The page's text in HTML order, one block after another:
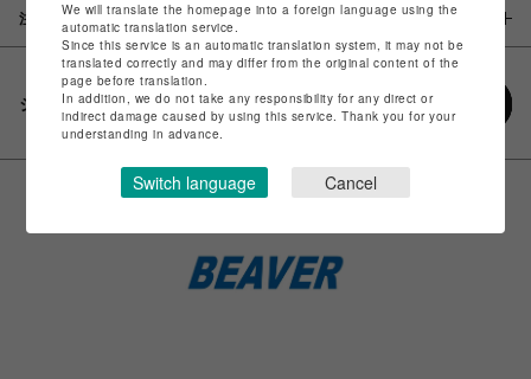
注意事項
シェアする
We will translate the homepage into a foreign language using the
automatic translation service.
Since this service is an automatic translation system, it may not be
translated correctly and may differ from the original content of the
page before translation.
In addition, we do not take any responsibility for any direct or
indirect damage caused by using this service. Thank you for your
understanding in advance.
Switch language Cancel